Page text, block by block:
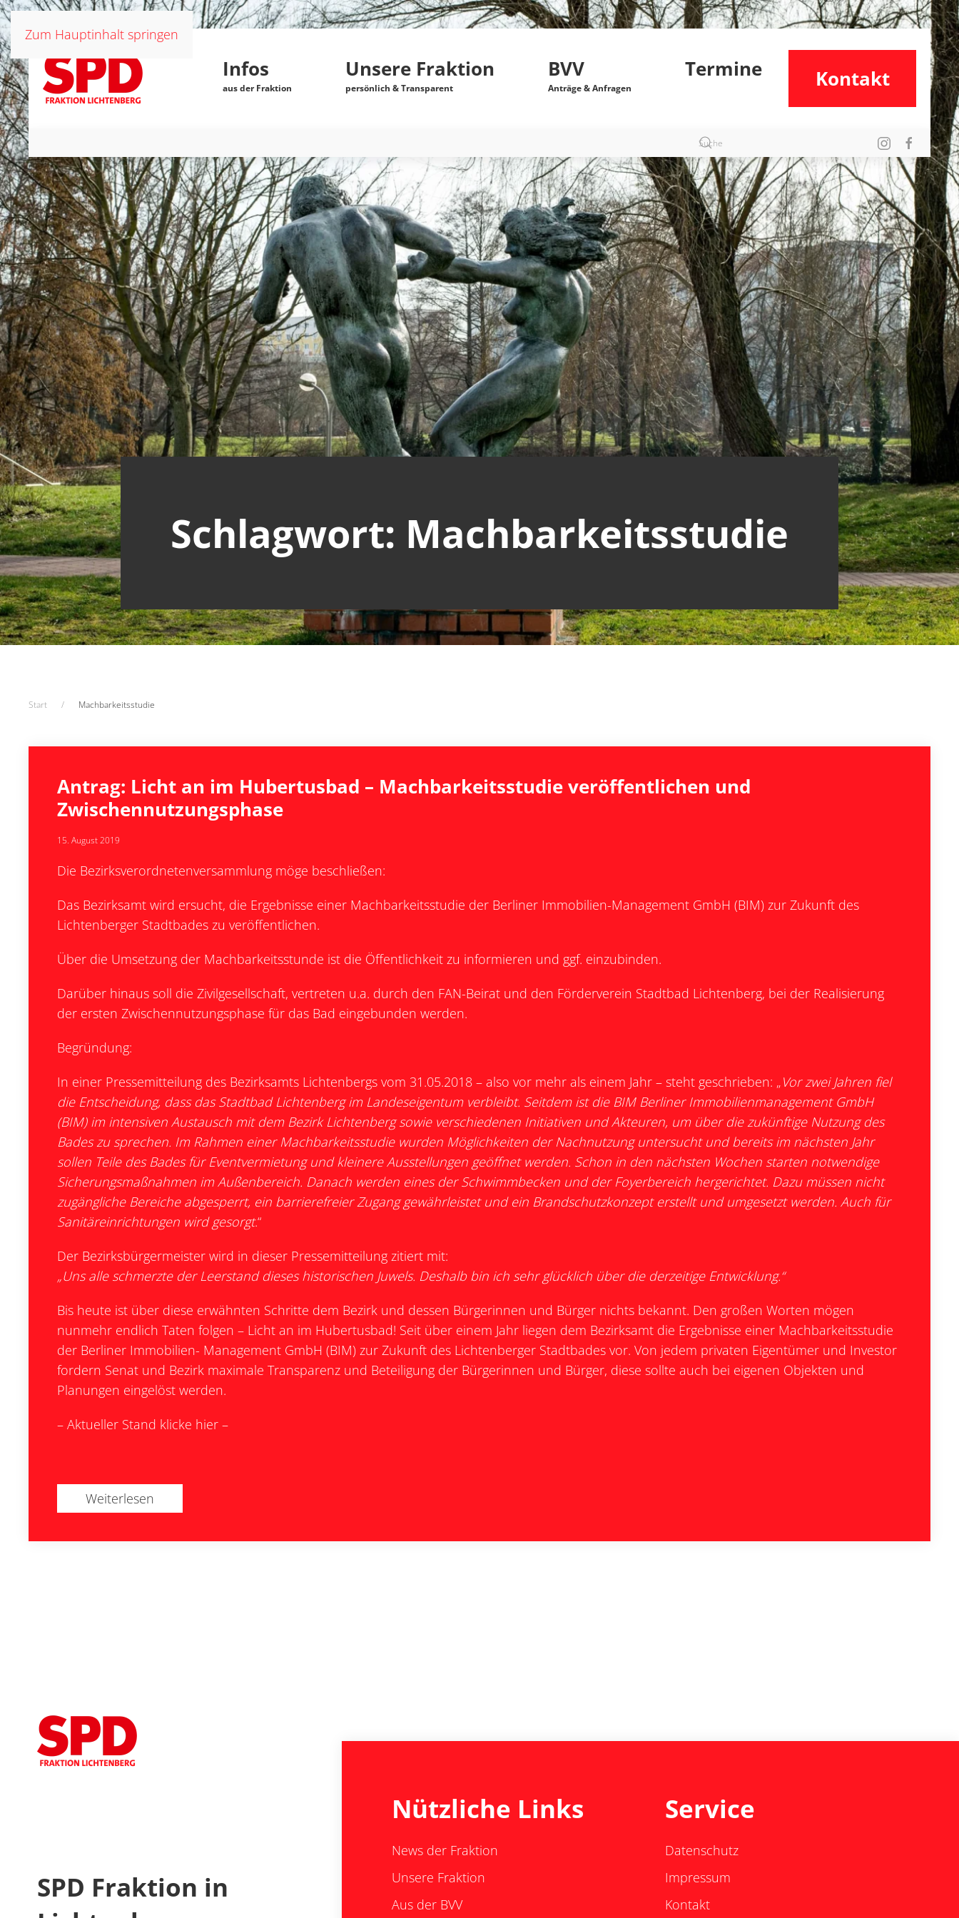
Zum Hauptinhalt springen
Infos
aus der Fraktion
Unsere Fraktion
persönlich & Transparent
BVV
Anträge & Anfragen
Termine Kontakt
Schlagwort: Machbarkeitsstudie
Start Machbarkeitsstudie
Antrag: Licht an im Hubertusbad – Machbarkeitsstudie veröffentlichen und
Zwischennutzungsphase
15. August 2019
Die Bezirksverordnetenversammlung möge beschließen:
Das Bezirksamt wird ersucht, die Ergebnisse einer Machbarkeitsstudie der Berliner Immobilien-Management GmbH (BIM) zur Zukunft des
Lichtenberger Stadtbades zu veröffentlichen.
Über die Umsetzung der Machbarkeitsstunde ist die Öffentlichkeit zu informieren und ggf. einzubinden.
Darüber hinaus soll die Zivilgesellschaft, vertreten u.a. durch den FAN-Beirat und den Förderverein Stadtbad Lichtenberg, bei der Realisierung
der ersten Zwischennutzungsphase für das Bad eingebunden werden.
Begründung:
In einer Pressemitteilung des Bezirksamts Lichtenbergs vom 31.05.2018 – also vor mehr als einem Jahr – steht geschrieben: „Vor zwei Jahren fiel
die Entscheidung, dass das Stadtbad Lichtenberg im Landeseigentum verbleibt. Seitdem ist die BIM Berliner Immobilienmanagement GmbH
(BIM) im intensiven Austausch mit dem Bezirk Lichtenberg sowie verschiedenen Initiativen und Akteuren, um über die zukünftige Nutzung des
Bades zu sprechen. Im Rahmen einer Machbarkeitsstudie wurden Möglichkeiten der Nachnutzung untersucht und bereits im nächsten Jahr
sollen Teile des Bades für Eventvermietung und kleinere Ausstellungen geöffnet werden. Schon in den nächsten Wochen starten notwendige
Sicherungsmaßnahmen im Außenbereich. Danach werden eines der Schwimmbecken und der Foyerbereich hergerichtet. Dazu müssen nicht
zugängliche Bereiche abgesperrt, ein barrierefreier Zugang gewährleistet und ein Brandschutzkonzept erstellt und umgesetzt werden. Auch für
Sanitäreinrichtungen wird gesorgt.“
Der Bezirksbürgermeister wird in dieser Pressemitteilung zitiert mit:
„Uns alle schmerzte der Leerstand dieses historischen Juwels. Deshalb bin ich sehr glücklich über die derzeitige Entwicklung.“
Bis heute ist über diese erwähnten Schritte dem Bezirk und dessen Bürgerinnen und Bürger nichts bekannt. Den großen Worten mögen
nunmehr endlich Taten folgen – Licht an im Hubertusbad! Seit über einem Jahr liegen dem Bezirksamt die Ergebnisse einer Machbarkeitsstudie
der Berliner Immobilien- Management GmbH (BIM) zur Zukunft des Lichtenberger Stadtbades vor. Von jedem privaten Eigentümer und Investor
fordern Senat und Bezirk maximale Transparenz und Beteiligung der Bürgerinnen und Bürger, diese sollte auch bei eigenen Objekten und
Planungen eingelöst werden.
– Aktueller Stand klicke hier –
Weiterlesen
SPD Fraktion in
Nützliche Links
News der Fraktion
Unsere Fraktion
Aus der BVV
Service
Datenschutz
Impressum
Kontakt